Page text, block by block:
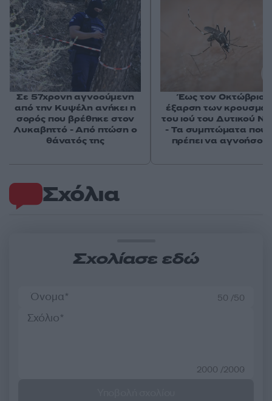
Σχόλια
Σχολίασε εδώ
50 /50
2000 /2000
Σε 57χρονη αγνοούμενη
από την Κυψέλη ανήκει η
σορός που βρέθηκε στον
Λυκαβηττό - Από πτώση ο
θάνατός της
Έως τον Οκτώβριο
έξαρση των
του ιού του Δυτικού
- Τα συμπτώματα που
πρέπει να